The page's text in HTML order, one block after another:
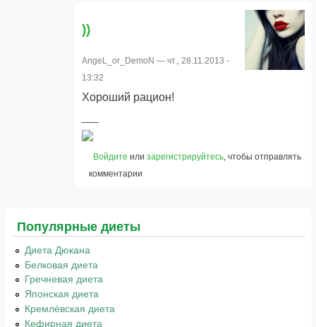
))
AngeL_or_DemoN — чт., 28.11.2013 -
13:32
Хороший рацион!
Войдите или зарегистрируйтесь , чтобы отправлять
комментарии
Популярные диеты
Диета Дюкана
Белковая диета
Гречневая диета
Японская диета
Кремлёвская диета
Кефирная диета